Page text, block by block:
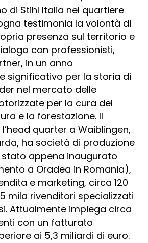
di Stihl Italia nel quartiere
testimonia la volontà di
presenza sul territorio e
con professionisti,
in un anno
significativo per la storia di
nel mercato delle
per la cura del
e la forestazione. Il
quarter a Waiblingen,
ha società di produzione
stato appena inaugurato
a Oradea in Romania),
e marketing, circa 120
mila rivenditori specializzati
Attualmente impiega circa
con un fatturato
ai 5,3 miliardi di euro.